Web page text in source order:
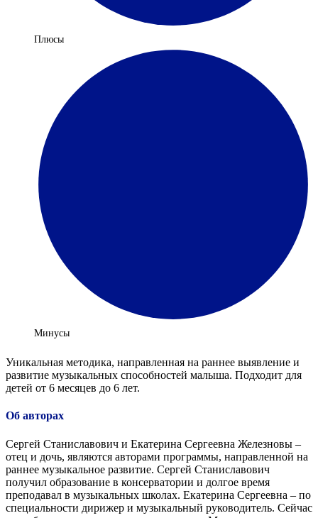
Плюсы
Минусы
Уникальная методика, направленная на раннее выявление и
развитие музыкальных способностей малыша. Подходит для
детей от 6 месяцев до 6 лет.
Об авторах
Сергей Станиславович и Екатерина Сергеевна Железновы –
отец и дочь, являются авторами программы, направленной на
раннее музыкальное развитие. Сергей Станиславович
получил образование в консерватории и долгое время
преподавал в музыкальных школах. Екатерина Сергеевна – по
специальности дирижер и музыкальный руководитель. Сейчас